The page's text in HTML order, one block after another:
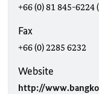
+66 (0) 81 845-6224
Fax
+66 (0) 2285 6232
Website
http://